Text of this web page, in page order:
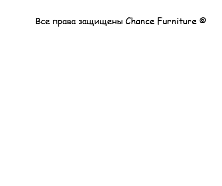
© Все права защищены Chance Furniture